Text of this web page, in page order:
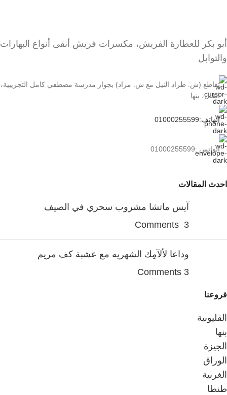
أبو بكر للعطارة الفريش، مكسرات فريش أنقى أنواع البهارات
والتوابل
تقاطع (ش. طراد النيل مع ش. مراد) بجوار مدرسة مصطفي كامل التجريبية،
الڤلل، بنها
الهاتف:01000255599
الواتس :01000255599
احدث المقالات
آيس ماتشا مشروب سحري في الصيف
3 Comments
وداعا لألآمِك الشهريه مع عشبة كف مريم
3 Comments
فروعنا
القليوبية
بنها
الجيزة
الوراق
الغربية
طنطا